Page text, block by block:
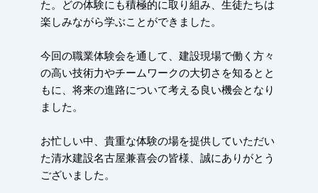
た。どの体験にも積極的に取り組み、生徒たちは
楽しみながら学ぶことができました。
今回の職業体験会を通して、建設現場で働く方々
の高い技術力やチームワークの大切さを知るとと
もに、将来の進路について考える良い機会となり
ました。
お忙しい中、貴重な体験の場を提供していただい
た清水建設名古屋兼喜会の皆様、誠にありがとう
ございました。